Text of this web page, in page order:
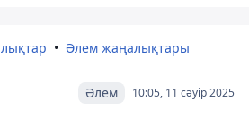
Әлем жаңалықтары
10:05, 11 сәуір 2025
Әлем